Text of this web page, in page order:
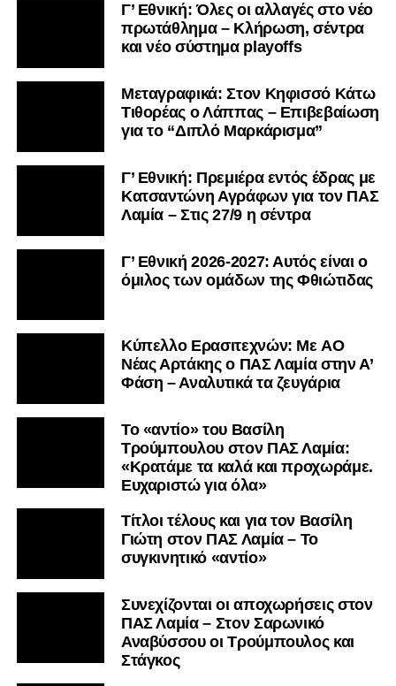
Γ’ Εθνική: Όλες οι αλλαγές στο νέο
πρωτάθλημα – Κλήρωση, σέντρα
και νέο σύστημα playoffs
Μεταγραφικά: Στον Κηφισσό Κάτω
Τιθορέας ο Λάππας – Επιβεβαίωση
για το “Διπλό Μαρκάρισμα”
Γ’ Εθνική: Πρεμιέρα εντός έδρας με
Κατσαντώνη Αγράφων για τον ΠΑΣ
Λαμία – Στις 27/9 η σέντρα
Γ’ Εθνική 2026-2027: Αυτός είναι ο
όμιλος των ομάδων της Φθιώτιδας
Kύπελλο Ερασιτεχνών: Με AO
Nέας Αρτάκης ο ΠΑΣ Λαμία στην Α’
Φάση – Αναλυτικά τα ζευγάρια
Το «αντίο» του Βασίλη
Τρούμπουλου στον ΠΑΣ Λαμία:
«Κρατάμε τα καλά και προχωράμε.
Ευχαριστώ για όλα»
Τίτλοι τέλους και για τον Βασίλη
Γιώτη στον ΠΑΣ Λαμία – Το
συγκινητικό «αντίο»
Συνεχίζονται οι αποχωρήσεις στον
ΠΑΣ Λαμία – Στον Σαρωνικό
Αναβύσσου οι Τρούμπουλος και
Στάγκος